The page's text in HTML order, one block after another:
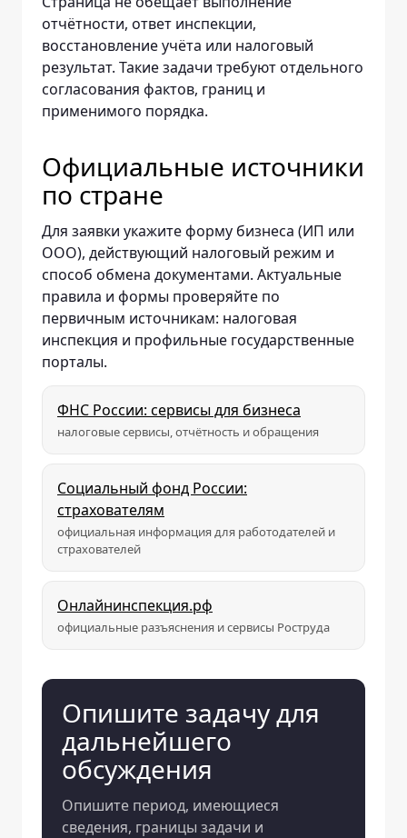
отчётности, ответ инспекции,
восстановление учёта или налоговый
результат. Такие задачи требуют отдельного
согласования фактов, границ и
применимого порядка.
Официальные источники
по стране
Для заявки укажите форму бизнеса (ИП или
ООО), действующий налоговый режим и
способ обмена документами. Актуальные
правила и формы проверяйте по
первичным источникам: налоговая
инспекция и профильные государственные
порталы.
ФНС России: сервисы для бизнеса
налоговые сервисы, отчётность и обращения
Социальный фонд России:
страхователям
официальная информация для работодателей и
страхователей
Онлайнинспекция.рф
официальные разъяснения и сервисы Роструда
Опишите задачу для
дальнейшего
обсуждения
Опишите период, имеющиеся
сведения, границы задачи и